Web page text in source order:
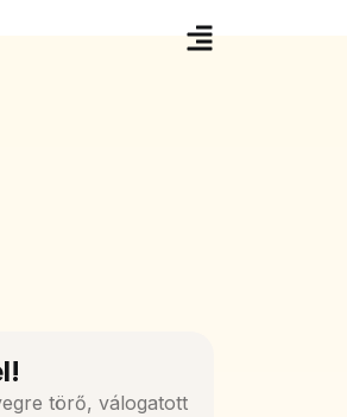
törő, válogatott